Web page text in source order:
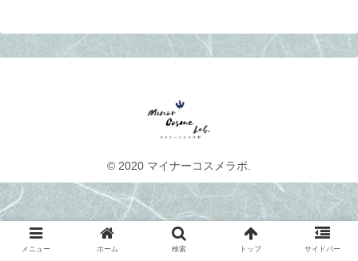
© 2020 マイナーコスメラボ.
メニュー ホーム 検索 トップ サイドバー